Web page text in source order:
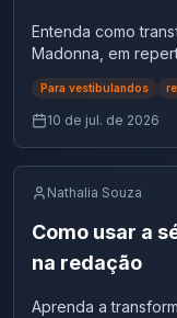
Entenda como
Madonna, em
vestibulares e
Para vestibulandos
10 de jul. de 2026
Nathalia Souza
Como usar a
na redação
Aprenda a